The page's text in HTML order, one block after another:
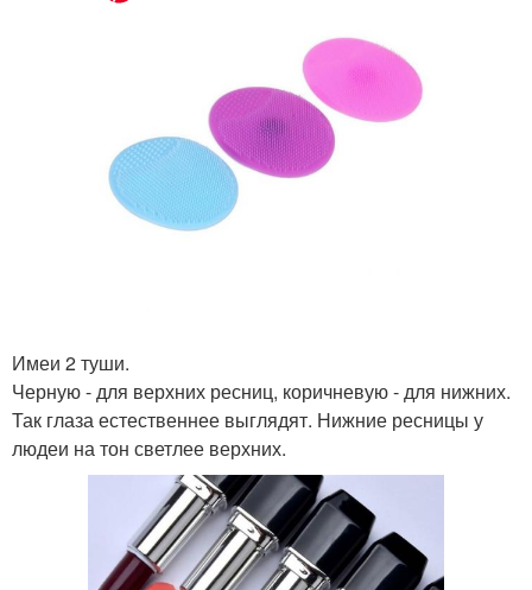
Имеи 2 туши.
Черную - для верхних ресниц, коричневую - для нижних.
Так глаза естественнее выглядят. Нижние ресницы у
людеи на тон светлее верхних.